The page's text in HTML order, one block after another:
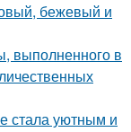
бежевый и
выполненного в
стала уютным и